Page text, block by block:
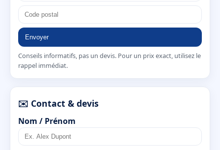
Envoyer
Conseils informatifs, pas un devis. Pour un prix exact, utilisez le
rappel immédiat.
✉️ Contact & devis
Nom / Prénom